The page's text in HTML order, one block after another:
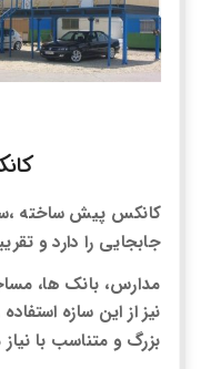
کانکس پیش ساخته
جابجایی را دارد و
مدارس، بانک ها،
نیز از این سازه
بزرگ و متناسب با